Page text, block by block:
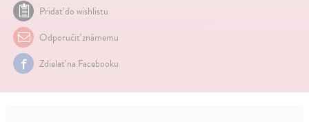
Pridať do wishlistu
Odporučiť známemu
Zdielať na Facebooku